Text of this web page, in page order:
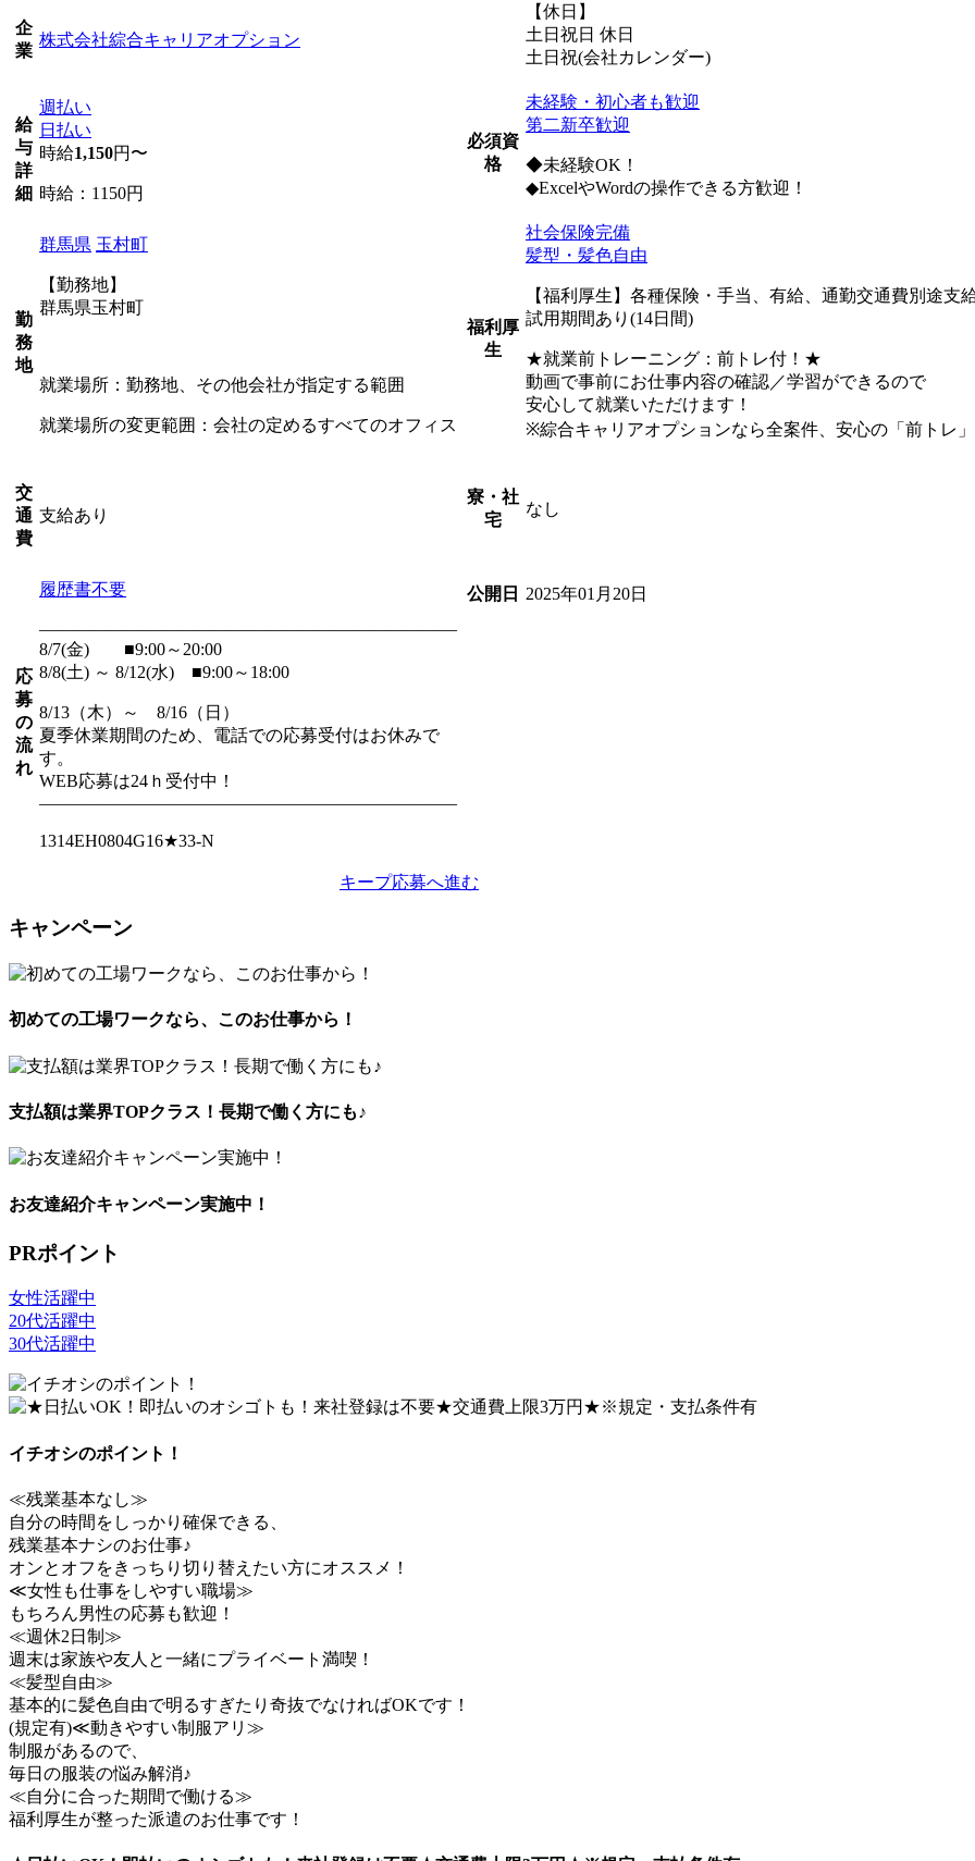
企
業
株式会社綜合キャリアオプション
給
与
詳
細
週払い
日払い
時給1,150円〜
時給：1150円
勤
務
地
群馬県 玉村町
【勤務地】
群馬県玉村町
就業場所：勤務地、その他会社が指定する範囲
就業場所の変更範囲：会社の定めるすべてのオフィス
交
通
費
支給あり
応
募
の
流
れ
履歴書不要
――――――――――――――――――――――――
8/7(金) ■9:00～20:00
8/8(土) ～ 8/12(水) ■9:00～18:00
8/13（木）～ 8/16（日）
夏季休業期間のため、電話での応募受付はお休みで
す。
WEB応募は24ｈ受付中！
――――――――――――――――――――――――
1314EH0804G16★33-N
【休日】
土日祝日 休日
土日祝(会社カレンダー)
必須資
格
未経験・初心者も歓迎
第二新卒歓迎
◆未経験OK！
◆ExcelやWordの操作できる方歓迎！
福利厚
生
社会保険完備
髪型・髪色自由
【福利厚生】各種保険・手当、有給、通勤交通費別
試用期間あり(14日間)
★就業前トレーニング：前トレ付！★
動画で事前にお仕事内容の確認／学習ができるので
安心して就業いただけます！
※綜合キャリアオプションなら全案件、安心の「前トレ
寮・社
宅
なし
公開日 2025年01月20日
キープ応募へ進む
キャンペーン
初めての工場ワークなら、このお仕事から！
支払額は業界TOPクラス！長期で働く方にも♪
お友達紹介キャンペーン実施中！
PRポイント
女性活躍中
20代活躍中
30代活躍中
イチオシのポイント！
≪残業基本なし≫
自分の時間をしっかり確保できる、
残業基本ナシのお仕事♪
オンとオフをきっちり切り替えたい方にオススメ！
≪女性も仕事をしやすい職場≫
もちろん男性の応募も歓迎！
≪週休2日制≫
週末は家族や友人と一緒にプライベート満喫！
≪髪型自由≫
基本的に髪色自由で明るすぎたり奇抜でなければOKです！
(規定有)≪動きやすい制服アリ≫
制服があるので、
毎日の服装の悩み解消♪
≪自分に合った期間で働ける≫
福利厚生が整った派遣のお仕事です！